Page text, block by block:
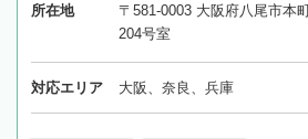
所在地
〒581-0003 大阪府八尾市本
204号室
対応エリア 大阪、奈良、兵庫